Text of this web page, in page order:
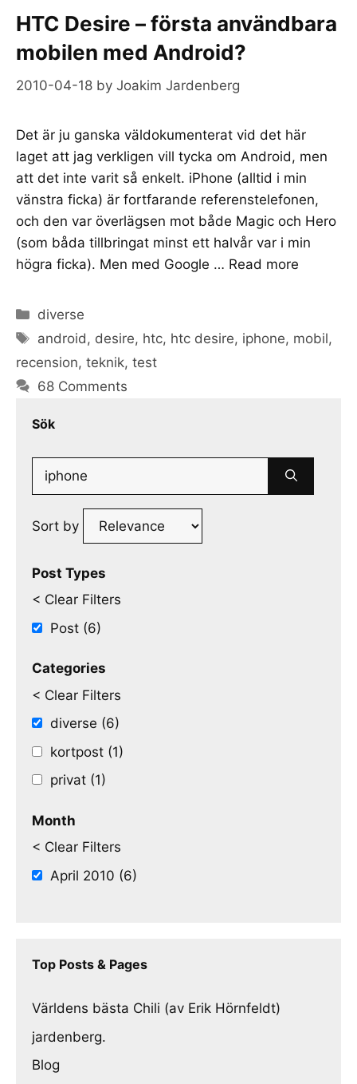
HTC Desire – första användbara
mobilen med Android?
2010-04-18 by Joakim Jardenberg
Det är ju ganska väldokumenterat vid det här
laget att jag verkligen vill tycka om Android, men
att det inte varit så enkelt. iPhone (alltid i min
vänstra ficka) är fortfarande referenstelefonen,
och den var överlägsen mot både Magic och Hero
(som båda tillbringat minst ett halvår var i min
högra ficka). Men med Google … Read more
Categories
diverse
Tags
android, desire, htc, htc desire, iphone, mobil,
recension, teknik, test
68 Comments
Sök
Search
for:
Sort by
Post Types
< Clear Filters
Post (6)
Categories
< Clear Filters
diverse (6)
kortpost (1)
privat (1)
Month
< Clear Filters
April 2010 (6)
Top Posts & Pages
Världens bästa Chili (av Erik Hörnfeldt)
jardenberg.
Blog